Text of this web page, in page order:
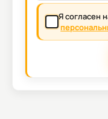
Я согласен